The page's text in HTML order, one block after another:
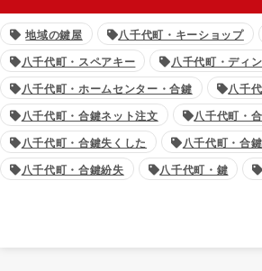
地域の鍵屋 八千代町・キーショップ
八千代町・スペアキー
八千代町・ディ
八千代町・ホームセンター・合鍵
八千
八千代町・合鍵ネット注文
八千代町・
八千代町・合鍵失くした
八千代町・合
八千代町・合鍵紛失
八千代町・鍵